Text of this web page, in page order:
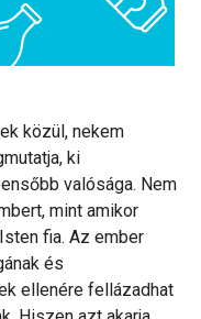
közül, nekem
ki
valósága. Nem
mint amikor
fia. Az ember
és
ellenére fellázadhat